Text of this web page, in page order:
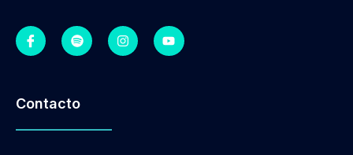
Contacto